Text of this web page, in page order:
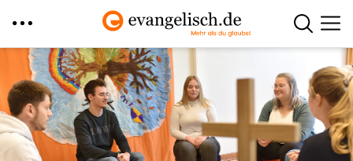
Direkt
zum
Inhalt